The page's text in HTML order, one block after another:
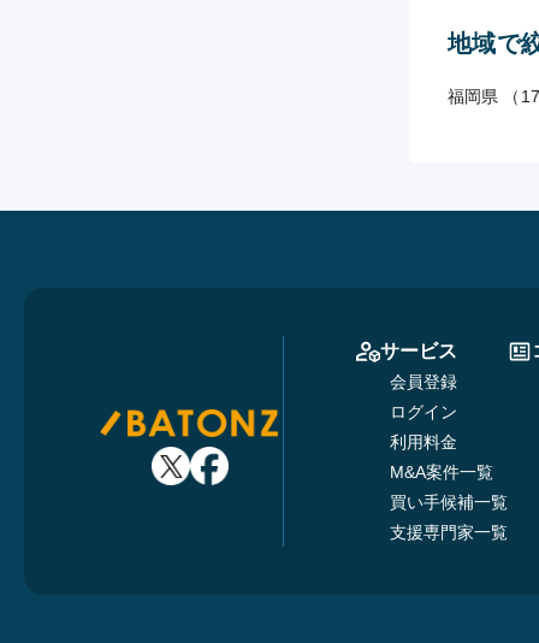
地域で
福岡県 （
サービス
会員登録
ログイン
利用料金
M&A案件一覧
買い手候補一覧
支援専門家一覧